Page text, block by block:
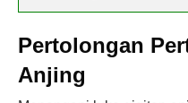
Pertolongan
Anjing